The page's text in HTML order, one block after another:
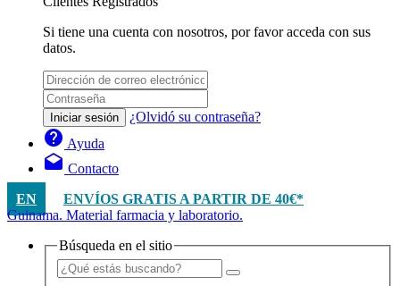
Si tiene una cuenta con nosotros, por favor acceda con sus
datos.
Iniciar sesión ¿Olvidó su contraseña?
help Ayuda
drafts Contacto
EN
ENVÍOS GRATIS A PARTIR DE 40€*
Guinama. Material farmacia y laboratorio.
Búsqueda en el sitio